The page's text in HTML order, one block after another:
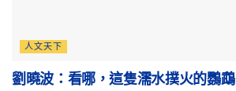
人文天下
劉曉波：看哪，這隻濡水撲火的鸚鵡